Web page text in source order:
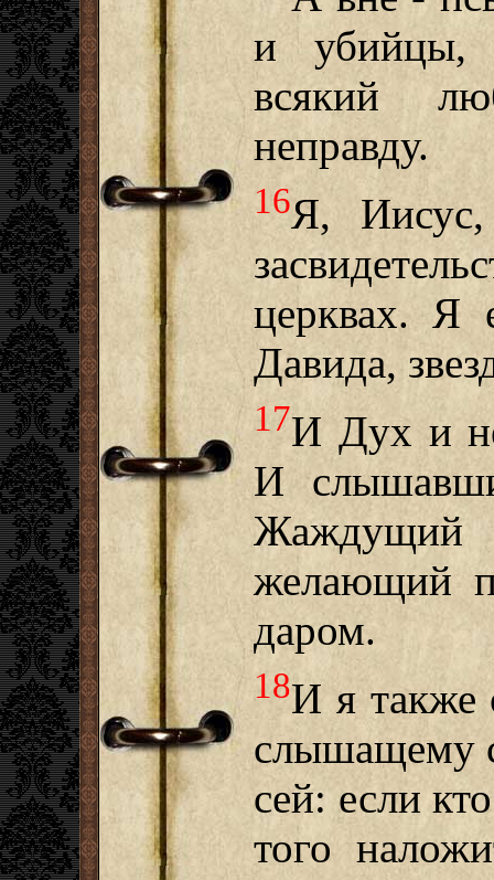
и убийцы,
всякий
неправду.
16Я, Иисус,
церквах. Я
Давида,
17И Дух и
И
желающий
даром.
18И я также
слышащему
сей: если
того